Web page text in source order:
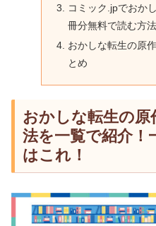
コミック.jpでおか
冊分無料で読む方法
おかしな転生の原
とめ
おかしな転生の原
法を一覧で紹介！
はこれ！